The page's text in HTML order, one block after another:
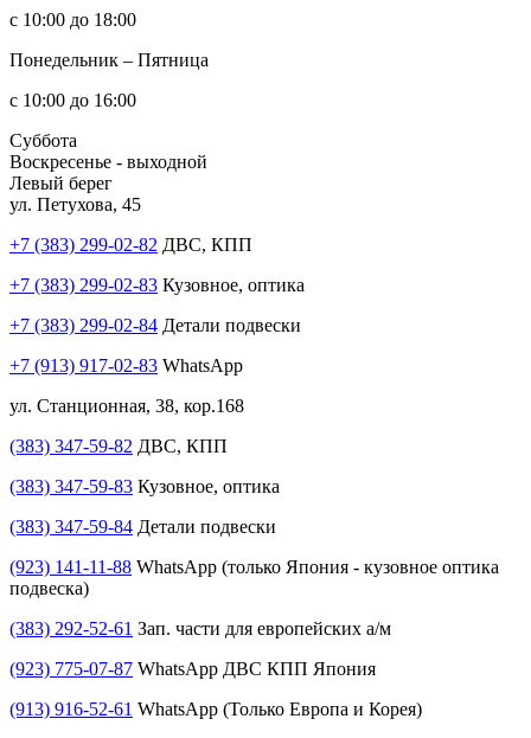
с 10:00 до 18:00
Понедельник – Пятница
с 10:00 до 16:00
Суббота
Воскресенье - выходной
Левый берег
ул. Петухова, 45
+7 (383) 299-02-82 ДВС, КПП
+7 (383) 299-02-83 Кузовное, оптика
+7 (383) 299-02-84 Детали подвески
+7 (913) 917-02-83 WhatsApp
ул. Станционная, 38, кор.168
(383) 347-59-82 ДВС, КПП
(383) 347-59-83 Кузовное, оптика
(383) 347-59-84 Детали подвески
(923) 141-11-88 WhatsApp (только Япония - кузовное оптика
подвеска)
(383) 292-52-61 Зап. части для европейских а/м
(923) 775-07-87 WhatsApp ДВС КПП Япония
(913) 916-52-61 WhatsApp (Только Европа и Корея)